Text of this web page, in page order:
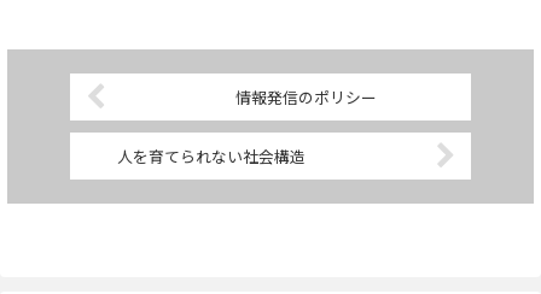
情報発信のポリシー
人を育てられない社会構造